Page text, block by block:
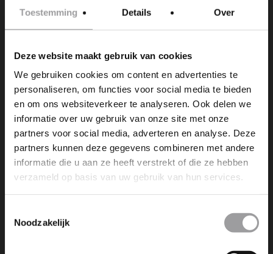
Toestemming Details Over
Deze website maakt gebruik van cookies
We gebruiken cookies om content en advertenties te
personaliseren, om functies voor social media te bieden
en om ons websiteverkeer te analyseren. Ook delen we
informatie over uw gebruik van onze site met onze
partners voor social media, adverteren en analyse. Deze
partners kunnen deze gegevens combineren met andere
informatie die u aan ze heeft verstrekt of die ze hebben
verzameld op basis van uw gebruik van hun services.
Noodzakelijk
AGENDA: MERCEDES AMG GT
Dromen is leuk, maar dromen
werkelijkheid maken is nog veel
leuker. Wij maken die dromen
bereikbaar!